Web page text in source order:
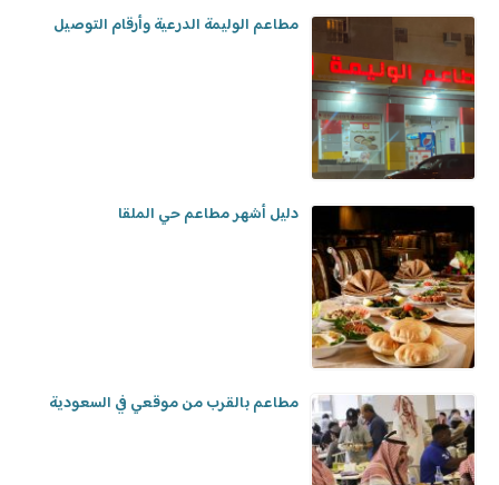
مطاعم الوليمة الدرعية وأرقام التوصيل
دليل أشهر مطاعم حي الملقا
مطاعم بالقرب من موقعي في السعودية